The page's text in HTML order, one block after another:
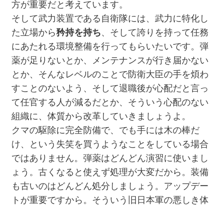
方が重要だと考えています。
そして武力装置である自衛隊には、武力に特化し
た立場から矜持を持ち、そして誇りを持って任務
にあたれる環境整備を行ってもらいたいです。弾
薬が足りないとか、メンテナンスが行き届かない
とか、そんなレベルのことで防衛大臣の手を煩わ
すことのないよう、そして退職後が心配だと言っ
て任官する人が減るだとか、そういう心配のない
組織に、体質から改革していきましょうよ。
クマの駆除に完全防備で、でも手には木の棒だ
け、という失笑を買うようなことをしている場合
ではありません。弾薬はどんどん演習に使いまし
ょう。古くなると使えず処理が大変だから。装備
も古いのはどんどん処分しましょう。アップデー
トが重要ですから。そういう旧日本軍の悪しき体